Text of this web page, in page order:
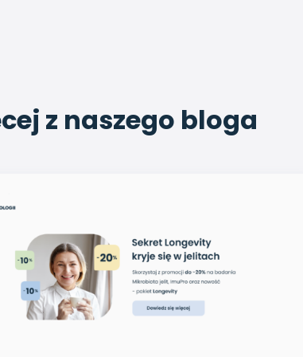
z naszego bloga